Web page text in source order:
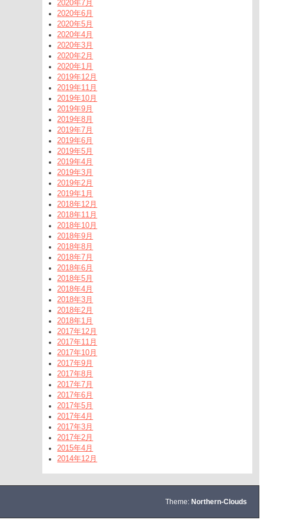
2020年7月
2020年6月
2020年5月
2020年4月
2020年3月
2020年2月
2020年1月
2019年12月
2019年11月
2019年10月
2019年9月
2019年8月
2019年7月
2019年6月
2019年5月
2019年4月
2019年3月
2019年2月
2019年1月
2018年12月
2018年11月
2018年10月
2018年9月
2018年8月
2018年7月
2018年6月
2018年5月
2018年4月
2018年3月
2018年2月
2018年1月
2017年12月
2017年11月
2017年10月
2017年9月
2017年8月
2017年7月
2017年6月
2017年5月
2017年4月
2017年3月
2017年2月
2015年4月
2014年12月
Theme: Northern-Clouds